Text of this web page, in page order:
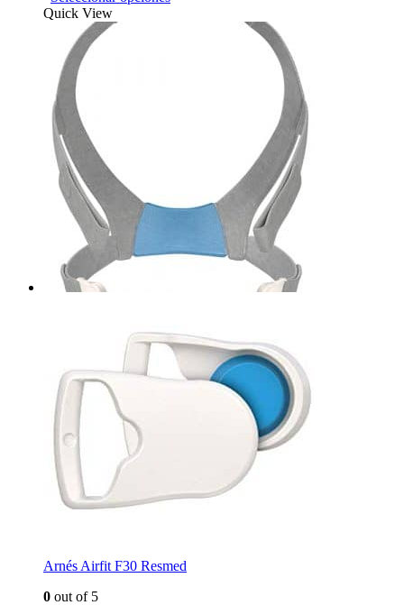
Quick View
Arnés Airfit F30 Resmed
0 out of 5